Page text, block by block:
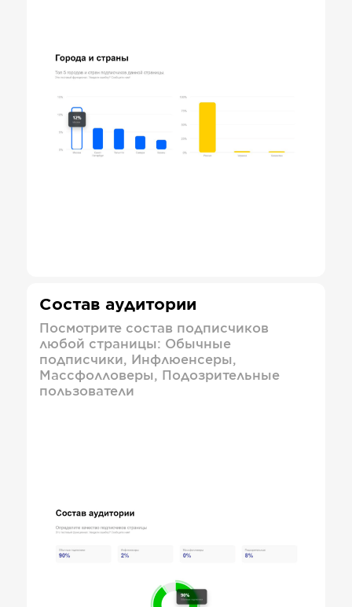
Состав аудитории
Посмотрите состав подписчиков
любой страницы: Обычные
подписчики, Инфлюенсеры,
Массфолловеры, Подозрительные
пользователи